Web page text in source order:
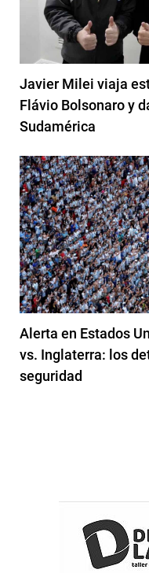
Javier Milei viaja
Flávio Bolsonaro y
Sudamérica
Alerta en Estados
vs. Inglaterra: los
seguridad